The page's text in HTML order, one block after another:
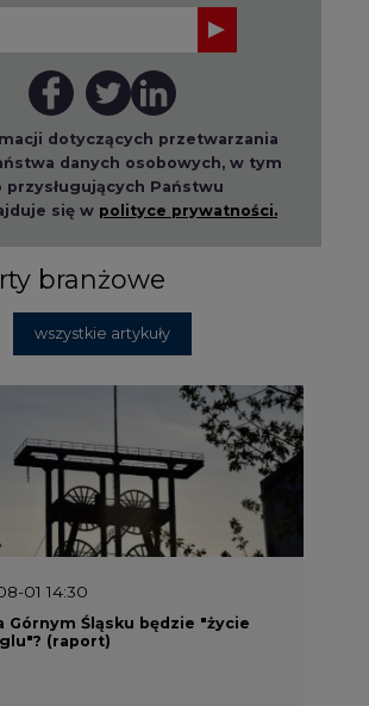
dotyczących przetwarzania
danych osobowych, w tym
Państwu
się w polityce prywatności.
branżowe
wszystkie artykuły
01 14:30
Górnym Śląsku będzie "życie
(raport)